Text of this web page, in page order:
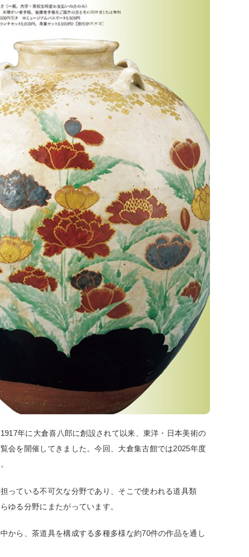
年に大倉喜八郎に創設されて以来、東洋・日本美術の
会を開催してきました。今回、大倉集古館では2025年度
っている不可欠な分野であり、そこで使われる道具類
ゆる分野にまたがっています。
から、茶道具を構成する多種多様な約70件の作品を通し